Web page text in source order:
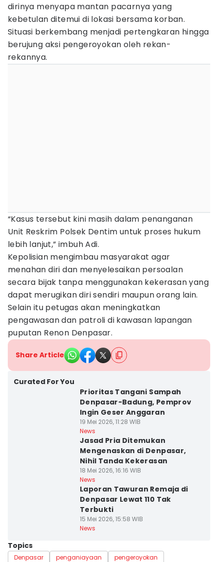
dirinya menyapa mantan pacarnya yang
kebetulan ditemui di lokasi bersama korban.
Situasi berkembang menjadi pertengkaran hingga
berujung aksi pengeroyokan oleh rekan-
rekannya.
“Kasus tersebut kini masih dalam penanganan
Unit Reskrim Polsek Dentim untuk proses hukum
lebih lanjut,” imbuh Adi.
Kepolisian mengimbau masyarakat agar
menahan diri dan menyelesaikan persoalan
secara bijak tanpa menggunakan kekerasan yang
dapat merugikan diri sendiri maupun orang lain.
Selain itu petugas akan meningkatkan
pengawasan dan patroli di kawasan lapangan
puputan Renon Denpasar.
Share Article
Curated For You
Prioritas Tangani Sampah
Denpasar-Badung, Pemprov
Ingin Geser Anggaran
19 Mei 2026, 11:28 WIB
News
Jasad Pria Ditemukan
Mengenaskan di Denpasar,
Nihil Tanda Kekerasan
18 Mei 2026, 16:16 WIB
News
Laporan Tawuran Remaja di
Denpasar Lewat 110 Tak
Terbukti
15 Mei 2026, 15:58 WIB
News
Topics
Denpasar penganiayaan
pengeroyokan